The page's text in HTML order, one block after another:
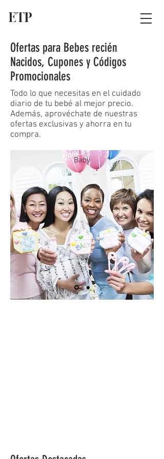
ETP
Ofertas para Bebes recién
Nacidos, Cupones y Códigos
Promocionales
Todo lo que necesitas en el cuidado
diario de tu bebé al mejor precio.
Además, aprovéchate de nuestras
ofertas exclusivas y ahorra en tu
compra.
Baby